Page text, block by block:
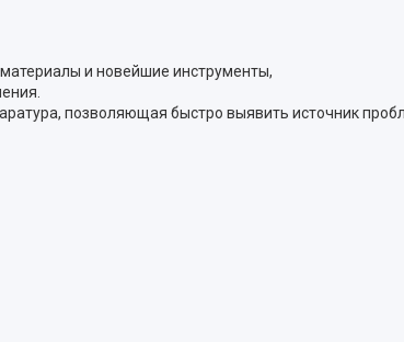
и новейшие инструменты,
позволяющая быстро выявить источник